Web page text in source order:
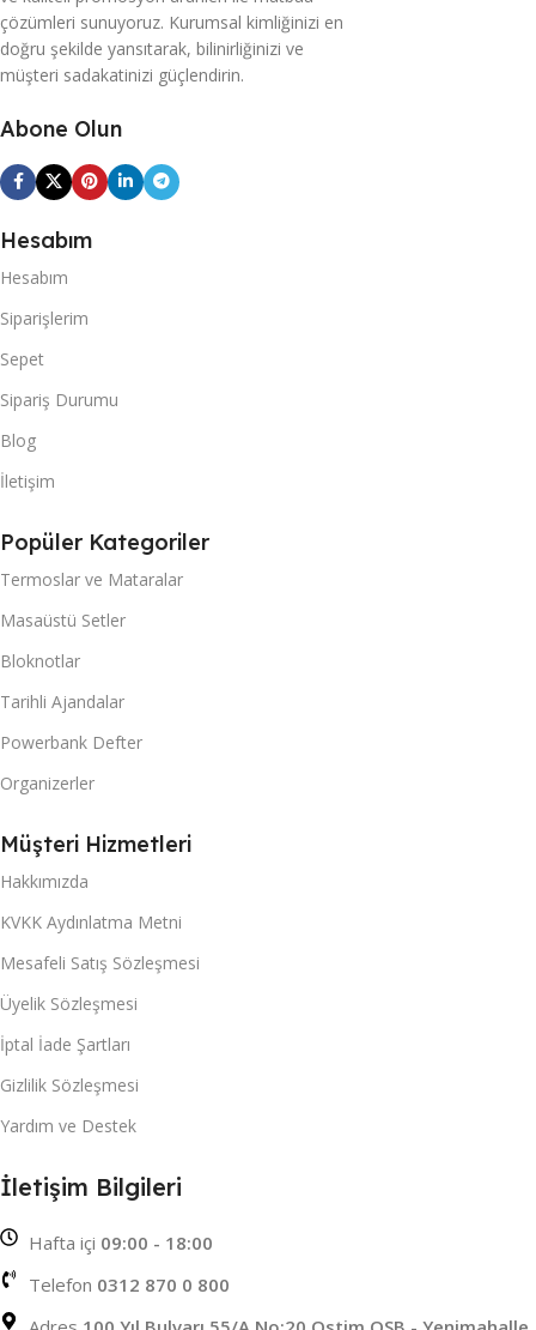
çözümleri sunuyoruz. Kurumsal kimliğinizi en
doğru şekilde yansıtarak, bilinirliğinizi ve
müşteri sadakatinizi güçlendirin.
Abone Olun
Hesabım
Hesabım
Siparişlerim
Sepet
Sipariş Durumu
Blog
İletişim
Popüler Kategoriler
Termoslar ve Mataralar
Masaüstü Setler
Bloknotlar
Tarihli Ajandalar
Powerbank Defter
Organizerler
Müşteri Hizmetleri
Hakkımızda
KVKK Aydınlatma Metni
Mesafeli Satış Sözleşmesi
Üyelik Sözleşmesi
İptal İade Şartları
Gizlilik Sözleşmesi
Yardım ve Destek
İletişim Bilgileri
Hafta içi 09:00 - 18:00
Telefon 0312 870 0 800